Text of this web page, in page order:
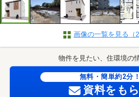
画像の一覧を見る（
物件を見たい、住環境の
無料・簡単約2分！
資料をも